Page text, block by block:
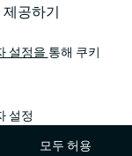
공하기
설정을 통해 쿠키
설정
모두 허용